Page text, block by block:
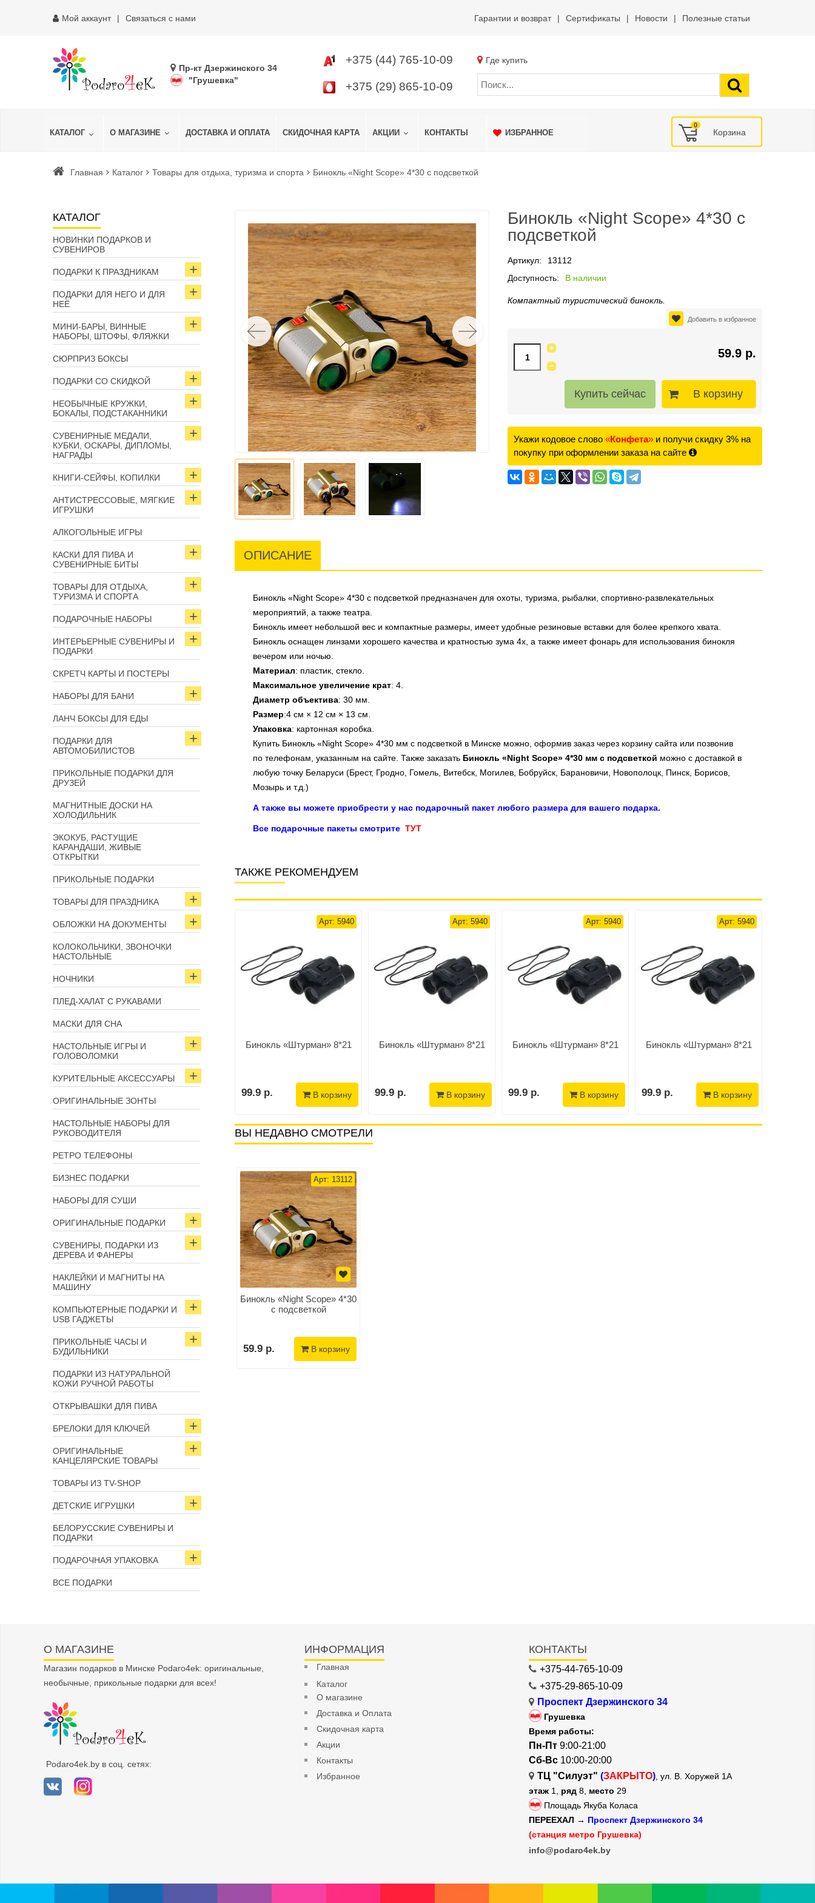
Мой аккаунт Связаться с нами Гарантии и возврат Сертификаты Новости Полезные статьи
Пр-кт Дзержинского 34
"Грушевка"
+375 (44) 765-10-09
+375 (29) 865-10-09
Где купить
КАТАЛОГ О МАГАЗИНЕ ДОСТАВКА И ОПЛАТА СКИДОЧНАЯ КАРТА АКЦИИ КОНТАКТЫ ИЗБРАННОЕ
0
Главная Каталог Товары для отдыха, туризма и спорта Бинокль «Night Scope» 4*30 с подсветкой
КАТАЛОГ
НОВИНКИ ПОДАРКОВ И
СУВЕНИРОВ
ПОДАРКИ К ПРАЗДНИКАМ
ПОДАРКИ ДЛЯ НЕГО И ДЛЯ
НЕЁ
МИНИ-БАРЫ, ВИННЫЕ
НАБОРЫ, ШТОФЫ, ФЛЯЖКИ
СЮРПРИЗ БОКСЫ
ПОДАРКИ СО СКИДКОЙ
НЕОБЫЧНЫЕ КРУЖКИ,
БОКАЛЫ, ПОДСТАКАННИКИ
СУВЕНИРНЫЕ МЕДАЛИ,
КУБКИ, ОСКАРЫ, ДИПЛОМЫ,
НАГРАДЫ
КНИГИ-СЕЙФЫ, КОПИЛКИ
АНТИСТРЕССОВЫЕ, МЯГКИЕ
ИГРУШКИ
АЛКОГОЛЬНЫЕ ИГРЫ
КАСКИ ДЛЯ ПИВА И
СУВЕНИРНЫЕ БИТЫ
ТОВАРЫ ДЛЯ ОТДЫХА,
ТУРИЗМА И СПОРТА
ПОДАРОЧНЫЕ НАБОРЫ
ИНТЕРЬЕРНЫЕ СУВЕНИРЫ И
ПОДАРКИ
СКРЕТЧ КАРТЫ И ПОСТЕРЫ
НАБОРЫ ДЛЯ БАНИ
ЛАНЧ БОКСЫ ДЛЯ ЕДЫ
ПОДАРКИ ДЛЯ
АВТОМОБИЛИСТОВ
ПРИКОЛЬНЫЕ ПОДАРКИ ДЛЯ
ДРУЗЕЙ
МАГНИТНЫЕ ДОСКИ НА
ХОЛОДИЛЬНИК
ЭКОКУБ, РАСТУЩИЕ
КАРАНДАШИ, ЖИВЫЕ
ОТКРЫТКИ
ПРИКОЛЬНЫЕ ПОДАРКИ
ТОВАРЫ ДЛЯ ПРАЗДНИКА
ОБЛОЖКИ НА ДОКУМЕНТЫ
КОЛОКОЛЬЧИКИ, ЗВОНОЧКИ
НАСТОЛЬНЫЕ
НОЧНИКИ
ПЛЕД-ХАЛАТ С РУКАВАМИ
МАСКИ ДЛЯ СНА
НАСТОЛЬНЫЕ ИГРЫ И
ГОЛОВОЛОМКИ
КУРИТЕЛЬНЫЕ АКСЕССУАРЫ
ОРИГИНАЛЬНЫЕ ЗОНТЫ
НАСТОЛЬНЫЕ НАБОРЫ ДЛЯ
РУКОВОДИТЕЛЯ
РЕТРО ТЕЛЕФОНЫ
БИЗНЕС ПОДАРКИ
НАБОРЫ ДЛЯ СУШИ
ОРИГИНАЛЬНЫЕ ПОДАРКИ
СУВЕНИРЫ, ПОДАРКИ ИЗ
ДЕРЕВА И ФАНЕРЫ
НАКЛЕЙКИ И МАГНИТЫ НА
МАШИНУ
КОМПЬЮТЕРНЫЕ ПОДАРКИ И
USB ГАДЖЕТЫ
ПРИКОЛЬНЫЕ ЧАСЫ И
БУДИЛЬНИКИ
ПОДАРКИ ИЗ НАТУРАЛЬНОЙ
КОЖИ РУЧНОЙ РАБОТЫ
ОТКРЫВАШКИ ДЛЯ ПИВА
БРЕЛОКИ ДЛЯ КЛЮЧЕЙ
ОРИГИНАЛЬНЫЕ
КАНЦЕЛЯРСКИЕ ТОВАРЫ
ТОВАРЫ ИЗ TV-SHOP
ДЕТСКИЕ ИГРУШКИ
БЕЛОРУССКИЕ СУВЕНИРЫ И
ПОДАРКИ
ПОДАРОЧНАЯ УПАКОВКА
ВСЕ ПОДАРКИ
Бинокль «Night Scope» 4*30 с
подсветкой
Артикул:
13112
Доступность:
В наличии
Компактный туристический бинокль.
Добавить в избранное
59.9 р.
В корзину
Укажи кодовое слово «Конфета» и получи скидку 3% на
покупку при оформлении заказа на сайте
ОПИСАНИЕ
Бинокль «Night Scope» 4*30 с подсветкой предназначен для охоты, туризма, рыбалки, спортивно-развлекательных
мероприятий, а также театра.
Бинокль имеет небольшой вес и компактные размеры, имеет удобные резиновые вставки для более крепкого хвата.
Бинокль оснащен линзами хорошего качества и кратностью зума 4х, а также имеет фонарь для использования бинокля
вечером или ночью.
Материал: пластик, стекло.
Максимальное увеличение крат: 4.
Диаметр объектива: 30 мм.
Размер:4 см × 12 см × 13 см.
Упаковка: картонная коробка.
Купить Бинокль «Night Scope» 4*30 мм с подсветкой в Минске можно, оформив заказ через корзину сайта или позвонив
по телефонам, указанным на сайте. Также заказать Бинокль «Night Scope» 4*30 мм с подсветкой можно с доставкой в
любую точку Беларуси (Брест, Гродно, Гомель, Витебск, Могилев, Бобруйск, Барановичи, Новополоцк, Пинск, Борисов,
Мозырь и т.д.)
А также вы можете приобрести у нас подарочный пакет любого размера для вашего подарка.
Все подарочные пакеты смотрите ТУТ
ТАКЖЕ РЕКОМЕНДУЕМ
Арт: 5940
«Штурман» 8*21
Арт: 5940
Бинокль «Штурман» 8*21
Арт: 5940
Бинокль «Штурман» 8*21
99.9 р. В корзину
Арт: 5940
Бинокль «Штурман» 8*21
99.9 р. В корзину
Арт: 5940
Бинокль «Штурман» 8*21
99.9 р. В корзину
Арт: 5940
Бинокль «Штурман» 8*21
99.9 р. В корзину
ВЫ НЕДАВНО СМОТРЕЛИ
Арт: 13112
Бинокль «Night Scope» 4*30
с подсветкой
59.9 р. В корзину
О МАГАЗИНЕ
Магазин подарков в Минске Podaro4ek: оригинальные,
необычные, прикольные подарки для всех!
Podaro4ek.by в соц. сетях:
ИНФОРМАЦИЯ
Главная
Каталог
О магазине
Доставка и Оплата
Скидочная карта
Акции
Контакты
Избранное
КОНТАКТЫ
+375-44-765-10-09
+375-29-865-10-09
Проспект Дзержинского 34
Грушевка
Время работы:
Пн-Пт 9:00-21:00
Сб-Вс 10:00-20:00
ТЦ "Силуэт" (ЗАКРЫТО) , ул. В. Хоружей 1А
этаж 1, ряд 8, место 29
Площадь Якуба Коласа
ПЕРЕЕХАЛ → Проспект Дзержинского 34
(станция метро Грушевка)
info@podaro4ek.by